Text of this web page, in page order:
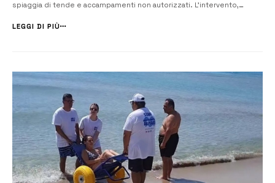
spiaggia di tende e accampamenti non autorizzati. ​L’intervento,
Limeri, punta a difendere il decoro del litorale e a...
LEGGI DI PIÙ